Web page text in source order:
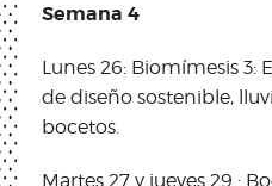
Semana 4
Lunes 26: Biomímesis 3:
de diseño sostenible,
bocetos.
Martes 27 y jueves 29 :